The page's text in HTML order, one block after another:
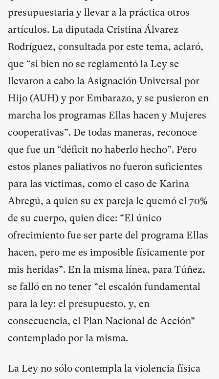
presupuestaria y llevar a la práctica otros
artículos. La diputada Cristina Álvarez
Rodríguez, consultada por este tema, aclaró,
que “si bien no se reglamentó la Ley se
llevaron a cabo la Asignación Universal por
Hijo (AUH) y por Embarazo, y se pusieron en
marcha los programas Ellas hacen y Mujeres
cooperativas”. De todas maneras, reconoce
que fue un “déficit no haberlo hecho”. Pero
estos planes paliativos no fueron suficientes
para las víctimas, como el caso de Karina
Abregú, a quien su ex pareja le quemó el 70%
de su cuerpo, quien dice: “El único
ofrecimiento fue ser parte del programa Ellas
hacen, pero me es imposible físicamente por
mis heridas”. En la misma línea, para Túñez,
se falló en no tener “el escalón fundamental
para la ley: el presupuesto, y, en
consecuencia, el Plan Nacional de Acción”
contemplado por la misma.
La Ley no sólo contempla la violencia física